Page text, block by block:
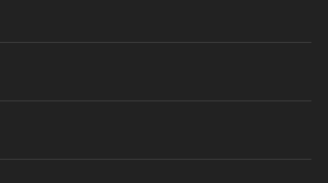
Fengyang